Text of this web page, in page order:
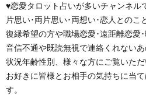
♥恋愛タロット占いが多いチャンネル
片思い･両片思い･両想い･恋人とのこ
復縁希望の方や職場恋愛･遠距離恋愛
音信不通や既読無視で連絡くれない
状況年齢性別、様々な方にご覧いた
お好きに皆様とお相手の気持ちに当
す。